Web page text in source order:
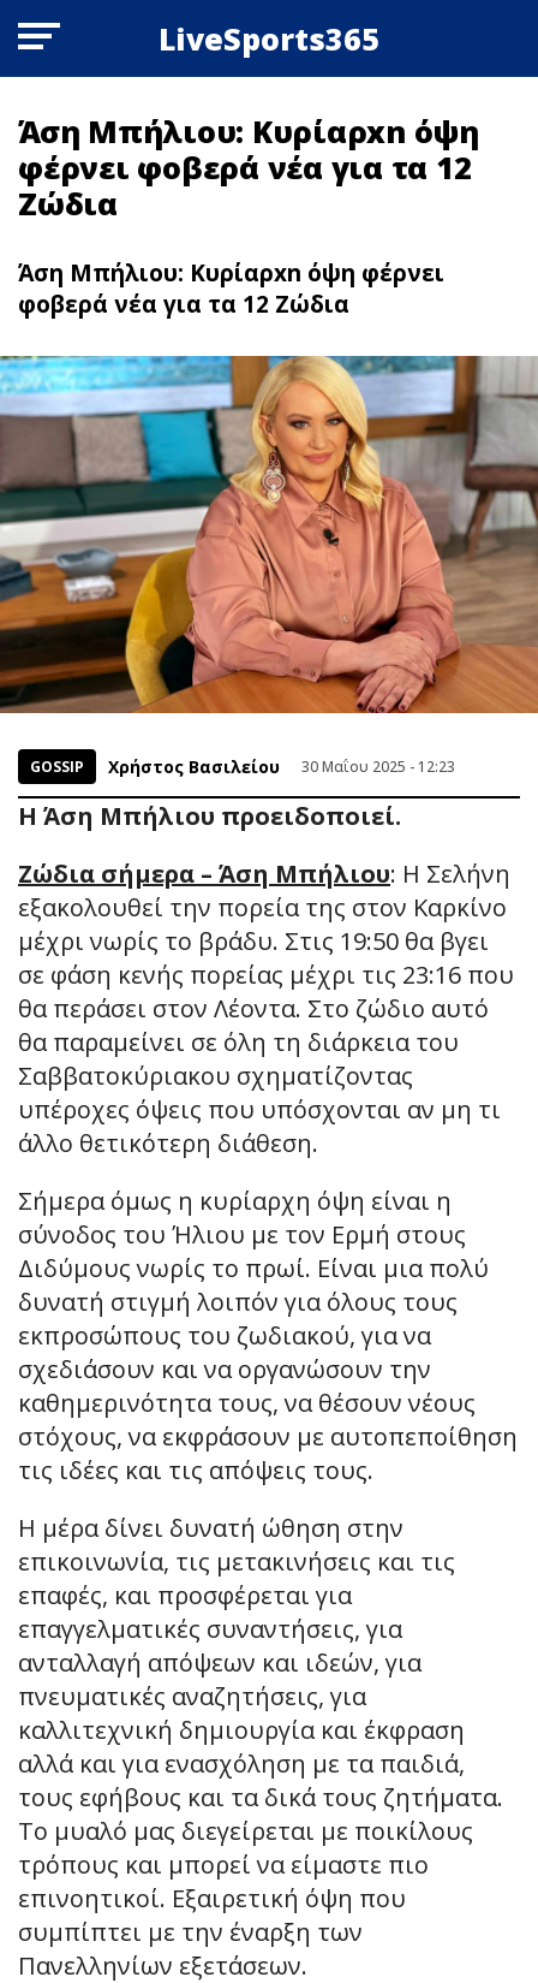
LiveSports365
Άση Μπήλιου: Κυρίαρxn όψη
φέρνει φοβερά νέα για τα 12
Zώδια
Άση Μπήλιου: Κυρίαρxn όψη φέρνει
φοβερά νέα για τα 12 Zώδια
GOSSIP Χρήστος Βασιλείου 30 Μαΐου 2025 - 12:23
Η Άση Μπήλιου προειδοποιεί.
Ζώδια σήμερα – Άση Μπήλιου: Η Σελήνη
εξακολουθεί την πορεία της στον Καρκίνο
μέχρι νωρίς το βράδυ. Στις 19:50 θα βγει
σε φάση κενής πορείας μέχρι τις 23:16 που
θα περάσει στον Λέοντα. Στο ζώδιο αυτό
θα παραμείνει σε όλη τη διάρκεια του
Σαββατοκύριακου σχηματίζοντας
υπέροχες όψεις που υπόσχονται αν μη τι
άλλο θετικότερη διάθεση.
Σήμερα όμως η κυρίαρχη όψη είναι η
σύνοδος του Ήλιου με τον Ερμή στους
Διδύμους νωρίς το πρωί. Είναι μια πολύ
δυνατή στιγμή λοιπόν για όλους τους
εκπροσώπους του ζωδιακού, για να
σχεδιάσουν και να οργανώσουν την
καθημερινότητα τους, να θέσουν νέους
στόχους, να εκφράσουν με αυτοπεποίθηση
τις ιδέες και τις απόψεις τους.
Η μέρα δίνει δυνατή ώθηση στην
επικοινωνία, τις μετακινήσεις και τις
επαφές, και προσφέρεται για
επαγγελματικές συναντήσεις, για
ανταλλαγή απόψεων και ιδεών, για
πνευματικές αναζητήσεις, για
καλλιτεχνική δημιουργία και έκφραση
αλλά και για ενασχόληση με τα παιδιά,
τους εφήβους και τα δικά τους ζητήματα.
Το μυαλό μας διεγείρεται με ποικίλους
τρόπους και μπορεί να είμαστε πιο
επινοητικοί. Εξαιρετική όψη που
συμπίπτει με την έναρξη των
Πανελληνίων εξετάσεων.